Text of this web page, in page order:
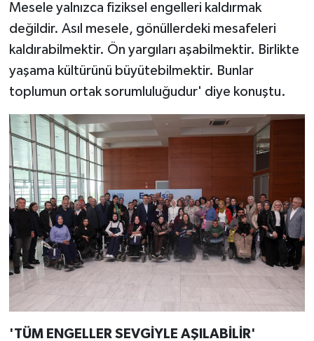
Mesele yalnızca fiziksel engelleri kaldırmak
değildir. Asıl mesele, gönüllerdeki mesafeleri
kaldırabilmektir. Ön yargıları aşabilmektir. Birlikte
yaşama kültürünü büyütebilmektir. Bunlar
toplumun ortak sorumluluğudur' diye konuştu.
'TÜM ENGELLER SEVGİYLE AŞILABİLİR'